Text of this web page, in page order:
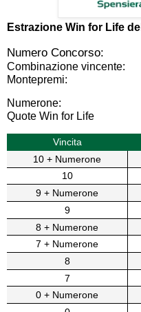
Estrazione Win for Life del
Numero Concorso:
Combinazione vincente:
Montepremi:
Numerone:
Quote Win for Life
Vincita
10 + Numerone
10
9 + Numerone
9
8 + Numerone
7 + Numerone
8
7
0 + Numerone